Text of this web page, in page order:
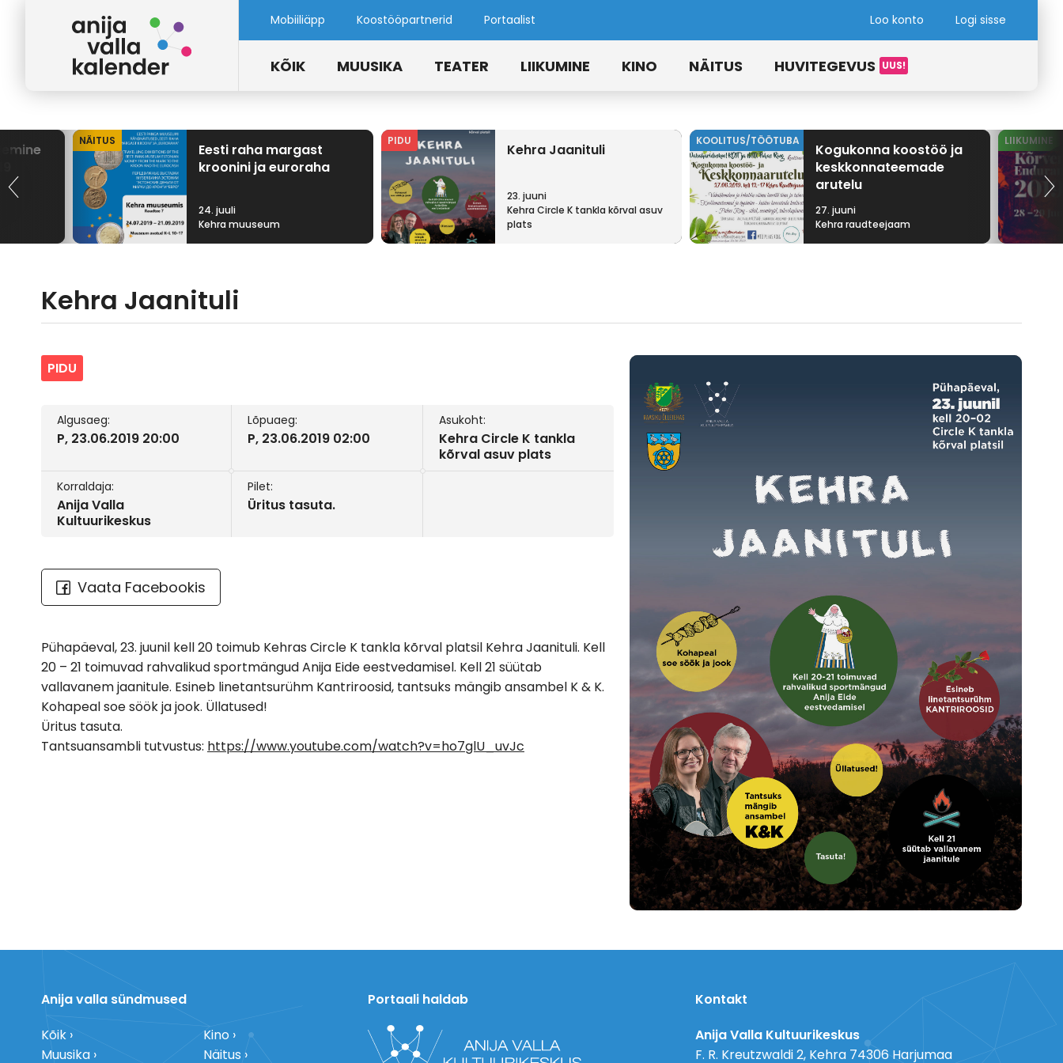
Mobiiliäpp Koostööpartnerid Portaalist Loo konto Logi sisse
KÕIK MUUSIKA TEATER LIIKUMINE KINO NÄITUS HUVITEGEVUS
NÄITUS
Eesti raha margast
kroonini ja euroraha
24. juuli
Kehra muuseum
PIDU
Kehra Jaanituli
23. juuni
Kehra Circle K tankla kõrval asuv
plats
KOOLITUS/TÖÖTUBA
Kogukonna koostöö ja
keskkonnateemade
arutelu
27. juuni
Kehra raudteejaam
LIIKUMINE
Kehra Jaanituli
PIDU
Algusaeg:
P, 23.06.2019 20:00
Lõpuaeg:
P, 23.06.2019 02:00
Asukoht:
Kehra Circle K tankla
kõrval asuv plats
Korraldaja:
Anija Valla
Kultuurikeskus
Pilet:
Üritus tasuta.
Vaata Facebookis
Pühapäeval, 23. juunil kell 20 toimub Kehras Circle K tankla kõrval platsil Kehra Jaanituli. Kell
20 – 21 toimuvad rahvalikud sportmängud Anija Eide eestvedamisel. Kell 21 süütab
vallavanem jaanitule. Esineb linetantsurühm Kantriroosid, tantsuks mängib ansambel K & K.
Kohapeal soe söök ja jook. Üllatused!
Üritus tasuta.
Tantsuansambli tutvustus: https://www.youtube.com/watch?v=ho7glU_uvJc
Anija valla sündmused
Kõik
Muusika
Kino
Näitus
Portaali haldab
Kontakt
Anija Valla Kultuurikeskus
F. R. Kreutzwaldi 2, Kehra 74306 Harjumaa